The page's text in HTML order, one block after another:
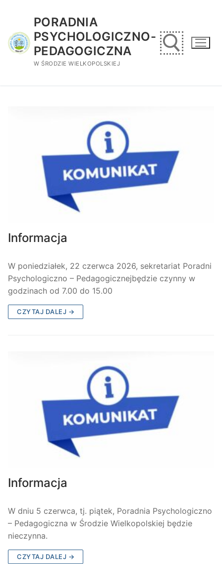
treści
PORADNIA
PSYCHOLOGICZNO-
PEDAGOGICZNA
W ŚRODZIE WIELKOPOLSKIEJ
Informacja
W poniedziałek, 22 czerwca 2026, sekretariat Poradni
Psychologiczno – Pedagogicznejbędzie czynny w
godzinach od 7.00 do 15.00
CZYTAJ DALEJ →
Informacja
W dniu 5 czerwca, tj. piątek, Poradnia Psychologiczno
– Pedagogiczna w Środzie Wielkopolskiej będzie
nieczynna.
CZYTAJ DALEJ →